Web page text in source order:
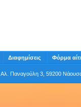
Διαφημίσεις Φόρμα
Αλ. Παναγούλη 3, 59200